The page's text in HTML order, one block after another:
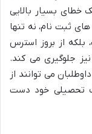
خطای بسیار بالایی
ثبت نام، نه تنها
از بروز استرس
جلوگیری می کند.
می توانند از
تحصیلی خود دست